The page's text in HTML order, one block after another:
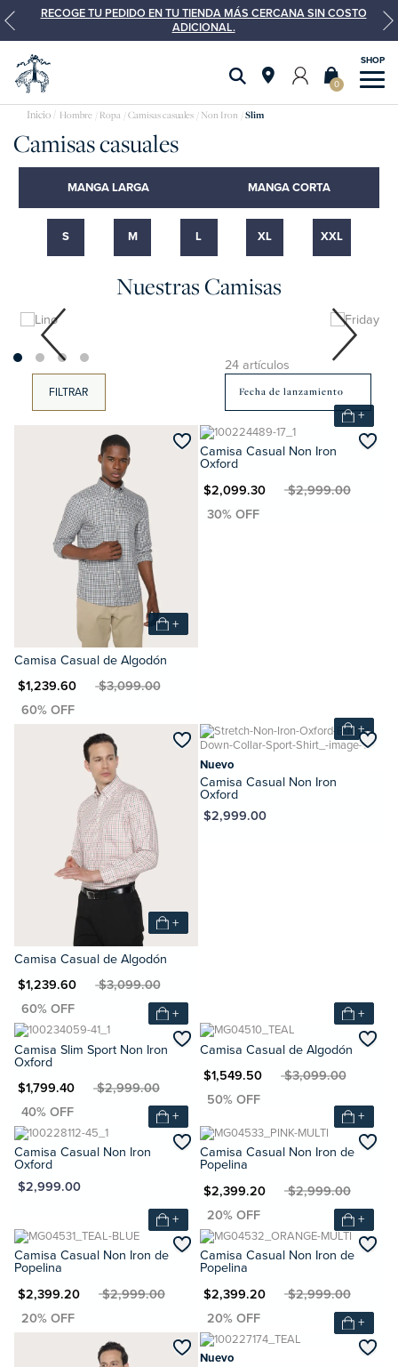
RECOGE TU PEDIDO EN TU TIENDA MÁS CERCANA SIN COSTO
ADICIONAL.
0
camisasHombre Ropa Camisas casuales Non Iron Slim
Camisas casuales
MANGA LARGA MANGA CORTA
S M L XL XXL
Nuestras Camisas
Lino Friday
FILTRAR
24 artículos
+
Camisa Casual de Algodón
$1,239.60MXN $3,099.00
+
Camisa Casual Non Iron
Oxford
MXN $2,099.30MXN $2,999.00
+
Camisa Casual de Algodón
$1,239.60MXN $3,099.00
+
Nuevo
Camisa Casual Non Iron
Oxford
MXN $2,999.00
+
Camisa Slim Sport Non Iron
Oxford
$1,799.40MXN $2,999.00
+
Camisa Casual de Algodón
MXN $1,549.50MXN $3,099.00
+
Camisa Casual Non Iron
Oxford
$2,999.00
+
Camisa Casual Non Iron de
Popelina
MXN $2,399.20MXN $2,999.00
+
Camisa Casual Non Iron de
Popelina
$2,399.20MXN $2,999.00
+
Camisa Casual Non Iron de
Popelina
MXN $2,399.20MXN $2,999.00
+
Nuevo